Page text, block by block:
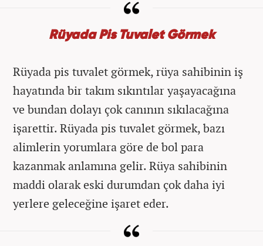
Rüyada Pis Tuvalet Görmek
Rüyada pis tuvalet görmek, rüya sahibinin iş
hayatında bir takım sıkıntılar yaşayacağına
ve bundan dolayı çok canının sıkılacağına
işarettir. Rüyada pis tuvalet görmek, bazı
alimlerin yorumlara göre de bol para
kazanmak anlamına gelir. Rüya sahibinin
maddi olarak eski durumdan çok daha iyi
yerlere geleceğine işaret eder.